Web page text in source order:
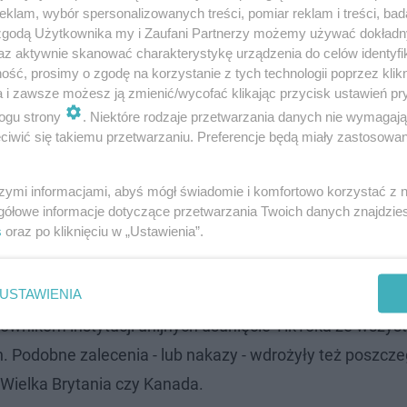
tys. dolarów dziennie na podmiot (jak TikTok czy
nie dotyczyłyby jednak użytkowników, ani
w blisko połowie amerykańskich stanów.
na urządzeniach służbowych.
instytucji unijnych usunięcie TikToka ze
zalecenia - lub nakazy - wdrożyły też
Brytania czy Kanada.
wybór spersonalizowanych treści, pomiar reklam i treści,
Użytkownika my i Zaufani Partnerzy możemy używać
aktywnie skanować charakterystykę urządzenia do celów
prosimy o zgodę na korzystanie z tych technologii poprzez
i zawsze możesz ją zmienić/wycofać klikając przycisk ustawień
strony
. Niektóre rodzaje przetwarzania danych nie
się takiemu przetwarzaniu. Preferencje będą miały
informacjami, abyś mógł świadomie i komfortowo korzystać z
informacje dotyczące przetwarzania Twoich danych
oraz po kliknięciu w „Ustawienia”.
USTAWIENIA